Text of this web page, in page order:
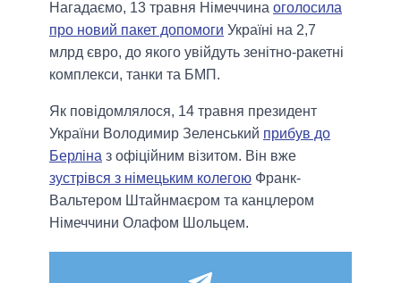
Нагадаємо, 13 травня Німеччина оголосила
про новий пакет допомоги Україні на 2,7
млрд євро, до якого увійдуть зенітно-ракетні
комплекси, танки та БМП.
Як повідомлялося, 14 травня президент
України Володимир Зеленський прибув до
Берліна з офіційним візитом. Він вже
зустрівся з німецьким колегою Франк-
Вальтером Штайнмаєром та канцлером
Німеччини Олафом Шольцем.